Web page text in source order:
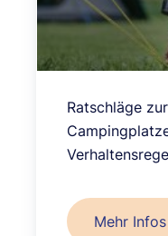
Ratschläge
Mehr Infos